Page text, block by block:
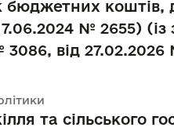
коштів,
№ 2655)
від 27.02.2026
та сільського